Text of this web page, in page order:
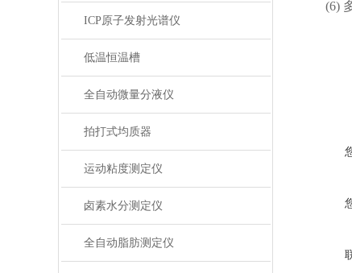
ICP原子发射光谱仪
低温恒温槽
全自动微量分液仪
拍打式均质器
运动粘度测定仪
卤素水分测定仪
全自动脂肪测定仪
(6) 多